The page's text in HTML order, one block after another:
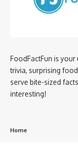
FoodFactFun is
trivia, surprising
serve bite-sized
interesting!
Home